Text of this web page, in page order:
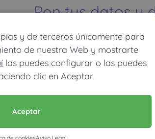
y de terceros únicamente para
de nuestra Web y mostrarte
las puedes configurar o las puedes
clic en Aceptar.
Aceptar
Pon tus datos y
dinero ahorrarías
Móvil (Enviamos resultados vía